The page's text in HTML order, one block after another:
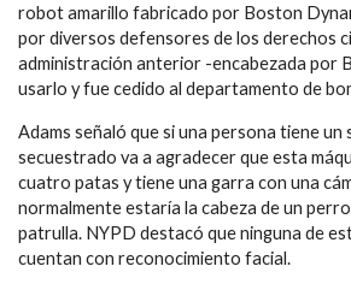
robot amarillo fabricado por Boston
por diversos defensores de los derechos
administración anterior -encabezada por
usarlo y fue cedido al departamento de
Adams señaló que si una persona tiene un
secuestrado va a agradecer que esta
cuatro patas y tiene una garra con una
normalmente estaría la cabeza de un
patrulla. NYPD destacó que ninguna de
cuentan con reconocimiento facial.